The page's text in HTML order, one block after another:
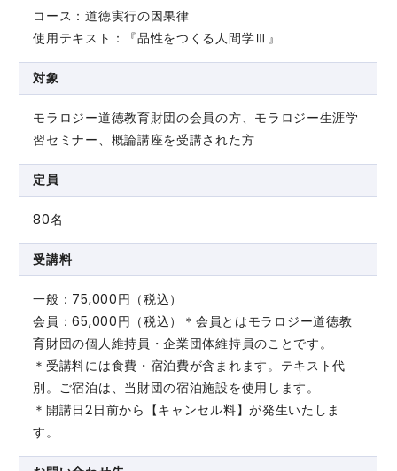
コース：道徳実行の因果律
使用テキスト：『品性をつくる人間学Ⅲ』
対象
モラロジー道徳教育財団の会員の方、モラロジー生涯学
習セミナー、概論講座を受講された方
定員
80名
受講料
一般：75,000円（税込）
会員：65,000円（税込）
＊会員とはモラロジー道徳教
育財団の個人維持員・企業団体維持員のことです。
＊受講料には食費・宿泊費が含まれます。テキスト代
別。ご宿泊は、当財団の宿泊施設を使用します。
＊開講日2日前から【キャンセル料】が発生いたしま
す。